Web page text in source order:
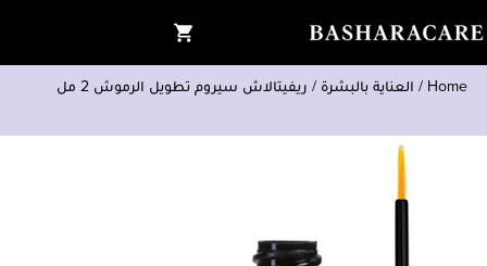
Home
/ العناية بالبشرة / ريفيتالاش سيروم تطويل الرموش 2 مل